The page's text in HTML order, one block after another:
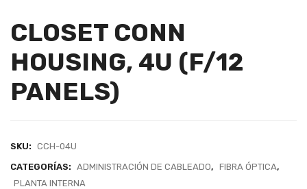
CLOSET CONN
HOUSING, 4U (F/12
PANELS)
SKU: CCH-04U
CATEGORÍAS: ADMINISTRACIÓN DE CABLEADO, FIBRA ÓPTICA,
PLANTA INTERNA